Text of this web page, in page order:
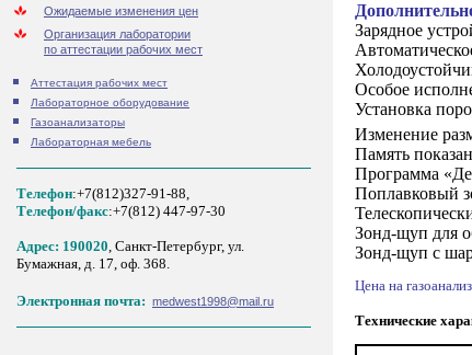
Ожидаемые изменения цен
Организация лаборатории
по аттестации рабочих мест
Аттестация рабочих мест
Лабораторное оборудование
Газоанализаторы
Лабораторная мебель
Телефон:+7(812)327-91-88,
Tелефон/факс:+7(812) 447-97-30
Адрес: 190020, Санкт-Петербург, ул.
Бумажная, д. 17, оф. 368.
Электронная почта: medwest1998@mail.ru
Зарядное
Особое
Установка
Изменение
Память
Программа
Поплавковый
Зонд-щуп для
Зонд-щуп с
Цена на
Технические